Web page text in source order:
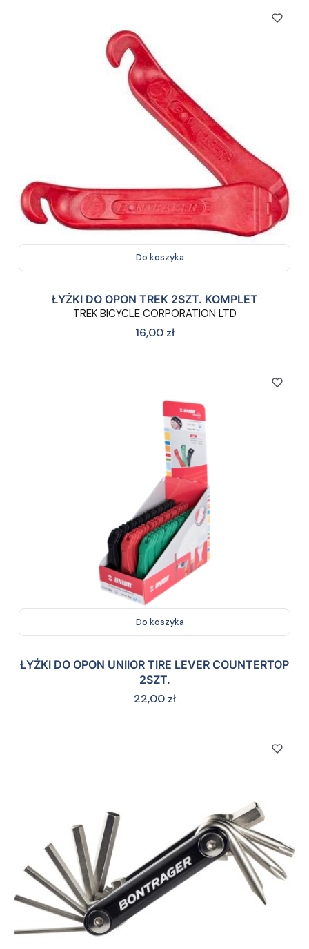
Do koszyka
ŁYŻKI DO OPON TREK 2SZT. KOMPLET
TREK BICYCLE CORPORATION LTD
Cena
16,00 zł
Do koszyka
ŁYŻKI DO OPON UNIIOR TIRE LEVER COUNTERTOP
2SZT.
Cena
22,00 zł